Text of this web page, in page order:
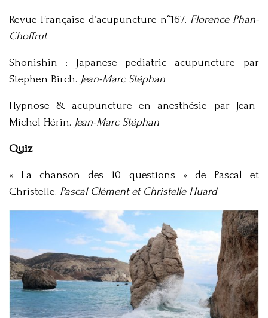
Revue Française d’acupuncture n°167. Florence Phan-
Choffrut
Shonishin : Japanese pediatric acupuncture par
Stephen Birch. Jean-Marc Stéphan
Hypnose & acupuncture en anesthésie par Jean-
Michel Hérin. Jean-Marc Stéphan
Quiz
« La chanson des 10 questions » de Pascal et
Christelle. Pascal Clément et Christelle Huard